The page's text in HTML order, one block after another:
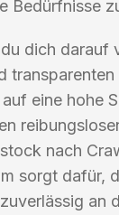
Bedürfnisse
dich darauf
transparenten
eine hohe
nach
sorgt dafür,
an